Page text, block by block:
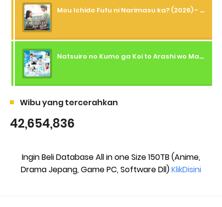
Mou Ichido Fufu ni Narimasu ka? (2026) - 01 Subtitle Indonesia
Natsuiro no Kumo ga Koi to Arashi wo Makiokosu (2026) - 01 Subtitle Indonesia
Wibu yang tercerahkan
42,654,836
Ingin Beli Database All in one Size 150TB (Anime,
Drama Jepang, Game PC, Software Dll)KlikDisini